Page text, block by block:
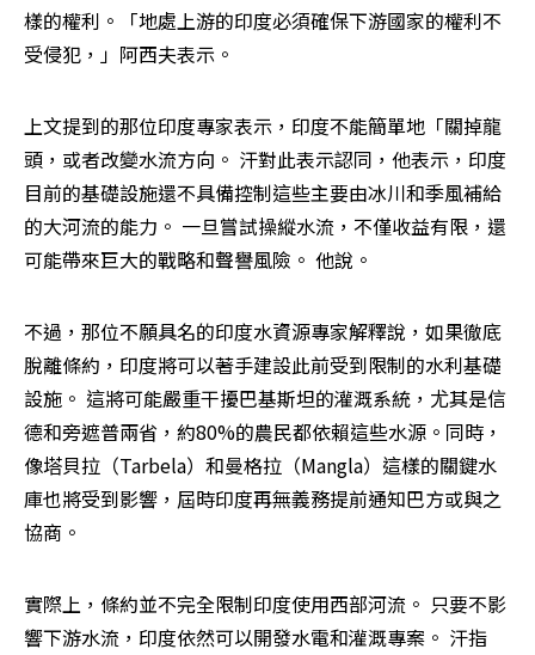
樣的權利。「地處上游的印度必須確保下游國家的權利不
受侵犯，」阿西夫表示。
上文提到的那位印度專家表示，印度不能簡單地「關掉龍
頭，或者改變水流方向。 汗對此表示認同，他表示，印度
目前的基礎設施還不具備控制這些主要由冰川和季風補給
的大河流的能力。 一旦嘗試操縱水流，不僅收益有限，還
可能帶來巨大的戰略和聲譽風險。 他說。
不過，那位不願具名的印度水資源專家解釋說，如果徹底
脫離條約，印度將可以著手建設此前受到限制的水利基礎
設施。 這將可能嚴重干擾巴基斯坦的灌溉系統，尤其是信
德和旁遮普兩省，約80%的農民都依賴這些水源。同時，
像塔貝拉（Tarbela）和曼格拉（Mangla）這樣的關鍵水
庫也將受到影響，屆時印度再無義務提前通知巴方或與之
協商。
實際上，條約並不完全限制印度使用西部河流。 只要不影
響下游水流，印度依然可以開發水電和灌溉專案。 汗指